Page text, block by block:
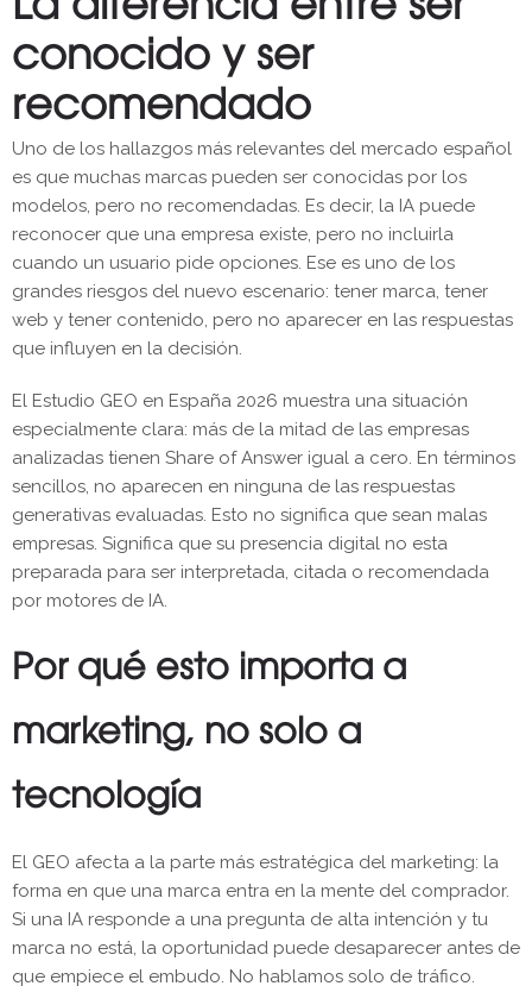
La diferencia entre ser
conocido y ser
recomendado
Uno de los hallazgos más relevantes del mercado español
es que muchas marcas pueden ser conocidas por los
modelos, pero no recomendadas. Es decir, la IA puede
reconocer que una empresa existe, pero no incluirla
cuando un usuario pide opciones. Ese es uno de los
grandes riesgos del nuevo escenario: tener marca, tener
web y tener contenido, pero no aparecer en las respuestas
que influyen en la decisión.
El Estudio GEO en España 2026 muestra una situación
especialmente clara: más de la mitad de las empresas
analizadas tienen Share of Answer igual a cero. En términos
sencillos, no aparecen en ninguna de las respuestas
generativas evaluadas. Esto no significa que sean malas
empresas. Significa que su presencia digital no esta
preparada para ser interpretada, citada o recomendada
por motores de IA.
Por qué esto importa a
marketing, no solo a
tecnología
El GEO afecta a la parte más estratégica del marketing: la
forma en que una marca entra en la mente del comprador.
Si una IA responde a una pregunta de alta intención y tu
marca no está, la oportunidad puede desaparecer antes de
que empiece el embudo. No hablamos solo de tráfico.